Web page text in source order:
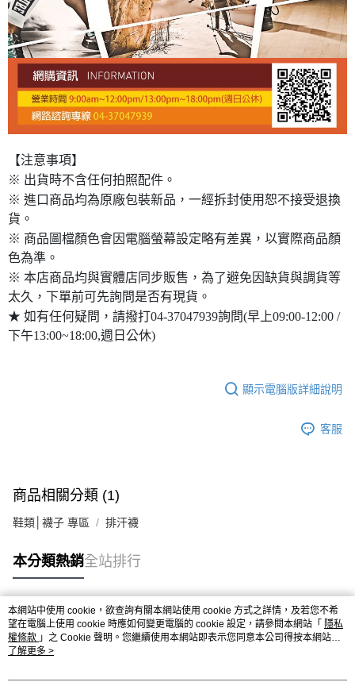
【注意事項】
※ 出貨時不含任何拍照配件。
※ 進口商品均為原廠包裝新品，一經拆封使用恕不接受退換
貨。
※ 商品圖檔顏色會因電腦螢幕設定略有差異，以實際商品顏
色為準。
※ 本店商品均與實體店同步販售，為了避免因缺貨與調貨等
太久，下單前可先詢問是否有現貨。
★ 如有任何疑問，請撥打04-37047939詢問(早上09:00-12:00 /
下午13:00~18:00,週日公休)
顯示電腦版詳細說明
客服
商品相關分類 (1)
鞋類│襪子 專區 排汗襪
本分類熱銷全站排行
熱門標籤
本網站中使用 cookie，欲查詢有關本網站使用 cookie 方式之詳情，及若您不希
望在電腦上使用 cookie 時應如何變更電腦的 cookie 設定，請參閱本網站「 隱私
權條款 」之 Cookie 聲明。您繼續使用本網站即表示您同意本公司得按本網站使
用條款之 Cookie 聲明使用 cookie。
了解更多 >